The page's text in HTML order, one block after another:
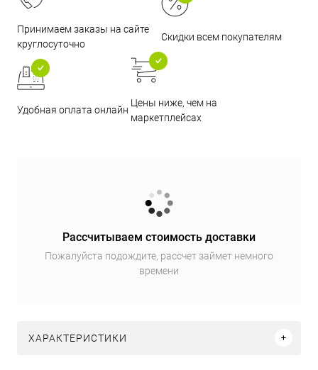
Принимаем заказы на сайте
круглосуточно
Скидки всем покупателям
Удобная оплата онлайн
Цены ниже, чем на
маркетплейсах
Рассчитываем стоимость доставки
Пожалуйста подождите, рассчет займет немного
времени
ХАРАКТЕРИСТИКИ